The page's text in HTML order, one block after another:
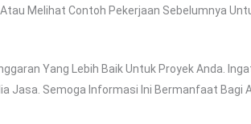
Melihat Contoh Pekerjaan Sebelumnya
Yang Lebih Baik Untuk Proyek Anda.
Jasa. Semoga Informasi Ini Bermanfaat Bagi